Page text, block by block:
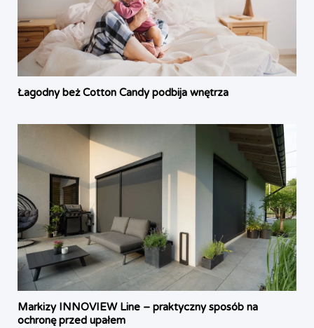
Łagodny beż Cotton Candy podbija wnętrza
Markizy INNOVIEW Line – praktyczny sposób na
ochronę przed upałem